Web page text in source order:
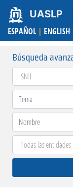
UASLP
ESPAÑOL | ENGLISH
Búsqueda